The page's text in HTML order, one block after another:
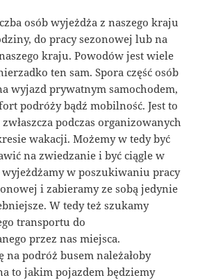
osób wyjeżdża z naszego kraju
do pracy sezonowej lub na
kraju. Powodów jest wiele
ten sam. Spora część osób
wyjazd prywatnym samochodem,
podróży bądź mobilność. Jest to
podczas organizowanych
wakacji. Możemy w tedy być
na zwiedzanie i być ciągle w
w poszukiwaniu pracy
i zabieramy ze sobą jedynie
W tedy też szukamy
transportu do
przez nas miejsca.
na podróż busem należałoby
to jakim pojazdem będziemy